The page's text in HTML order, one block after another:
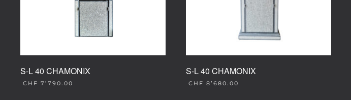
S-L 40 CHAMONIX
CHF 7’790.00
S-L 40 CHAMONIX
CHF 8’680.00